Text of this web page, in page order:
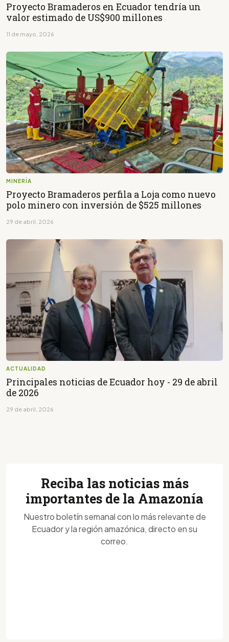
Proyecto Bramaderos en Ecuador tendría un
valor estimado de US$900 millones
11 de mayo, 2026
MINERÍA
Proyecto Bramaderos perfila a Loja como nuevo
polo minero con inversión de $525 millones
29 de abril, 2026
ACTUALIDAD
Principales noticias de Ecuador hoy - 29 de abril
de 2026
29 de abril, 2026
Reciba las noticias más
importantes de la Amazonía
Nuestro boletín semanal con lo más relevante de
Ecuador y la región amazónica, directo en su
correo.